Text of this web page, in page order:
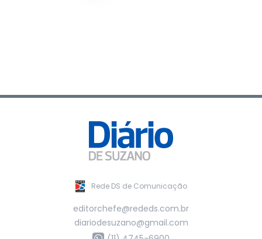
Rede DS de Comunicação
editorchefe@rededs.com.br
diariodesuzano@gmail.com